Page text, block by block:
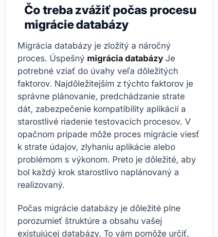
Čo treba zvážiť počas procesu
migrácie databázy
Migrácia databázy je zložitý a náročný
proces. Úspešný migrácia databázy Je
potrebné vziať do úvahy veľa dôležitých
faktorov. Najdôležitejším z týchto faktorov je
správne plánovanie, predchádzanie strate
dát, zabezpečenie kompatibility aplikácií a
starostlivé riadenie testovacích procesov. V
opačnom prípade môže proces migrácie viesť
k strate údajov, zlyhaniu aplikácie alebo
problémom s výkonom. Preto je dôležité, aby
bol každý krok starostlivo naplánovaný a
realizovaný.
Počas migrácie databázy je dôležité plne
porozumieť štruktúre a obsahu vašej
existujúcej databázy. To vám pomôže určiť,